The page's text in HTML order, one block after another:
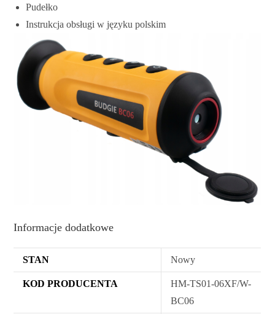
Pudełko
Instrukcja obsługi w języku polskim
Informacje dodatkowe
STAN Nowy
KOD PRODUCENTA
HM-TS01-06XF/W-
BC06